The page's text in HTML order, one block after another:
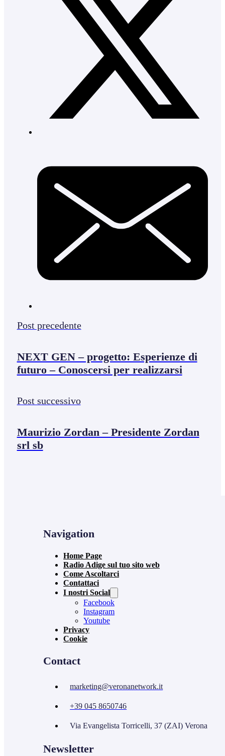
Post precedente
NEXT GEN – progetto: Esperienze di
futuro – Conoscersi per realizzarsi
Post successivo
Maurizio Zordan – Presidente Zordan
srl sb
Navigation
Home Page
Radio Adige sul tuo sito web
Come Ascoltarci
Contattaci
I nostri Social
Facebook
Instagram
Youtube
Privacy
Cookie
Contact
marketing@veronanetwork.it
+39 045 8650746
Via Evangelista Torricelli, 37 (ZAI) Verona
Newsletter